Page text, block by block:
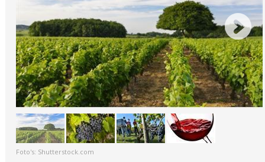
Foto's: Shutterstock.com